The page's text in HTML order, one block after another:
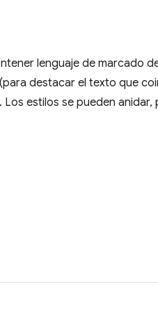
lenguaje de marcado
destacar el texto que
estilos se pueden anidar,